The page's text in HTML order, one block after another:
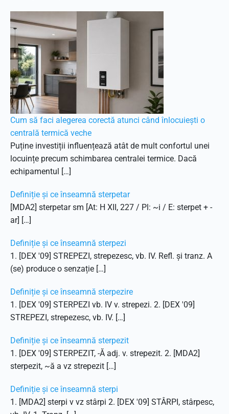
Cum să faci alegerea corectă atunci când înlocuiești o
centrală termică veche
Puține investiții influențează atât de mult confortul unei
locuințe precum schimbarea centralei termice. Dacă
echipamentul […]
Definiție și ce înseamnă sterpetar
[MDA2] sterpetar sm [At: H XII, 227 / Pl: ~i / E: sterpet + -
ar] […]
Definiție și ce înseamnă sterpezi
1. [DEX '09] STREPEZI, strepezesc, vb. IV. Refl. și tranz. A
(se) produce o senzație […]
Definiție și ce înseamnă sterpezire
1. [DEX '09] STERPEZI vb. IV v. strepezi. 2. [DEX '09]
STREPEZI, strepezesc, vb. IV. […]
Definiție și ce înseamnă sterpezit
1. [DEX '09] STERPEZIT, -Ă adj. v. strepezit. 2. [MDA2]
sterpezit, ~ă a vz strepezit […]
Definiție și ce înseamnă sterpi
1. [MDA2] sterpi v vz stârpi 2. [DEX '09] STÂRPI, stârpesc,